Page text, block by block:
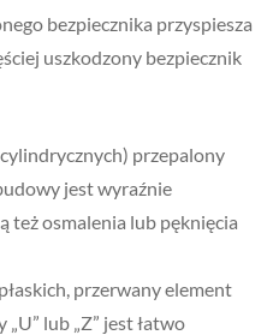
bezpiecznika przyspiesza
uszkodzony bezpiecznik
przepalony
jest wyraźnie
też osmalenia lub pęknięcia
przerwany element
lub „Z” jest łatwo